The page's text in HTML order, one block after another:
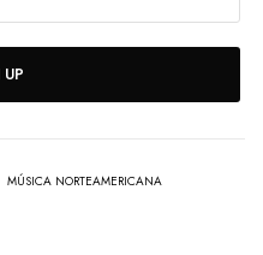
MÚSICA NORTEAMERICANA